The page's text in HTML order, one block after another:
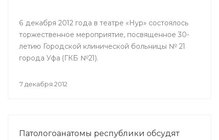
6 декабря 2012 года в театре «Нур» состоялось
торжественное мероприятие, посвященное 30-
летию Городской клинической больницы № 21
города Уфа (ГКБ №21).
7 декабря 2012
Патологоанатомы республики обсудят